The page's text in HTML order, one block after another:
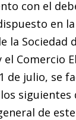
con el
en la
la Sociedad
el Comercio
de julio, se
siguientes
de